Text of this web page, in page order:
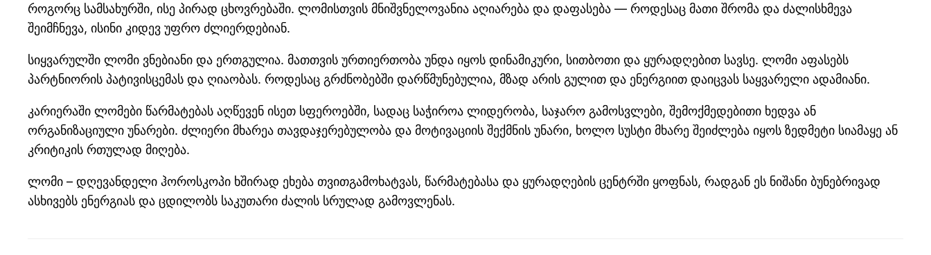
როგორც სამსახურში, ისე პირად ცხოვრებაში. ლომისთვის მნიშვნელოვანია აღიარება და დაფასება — როდესაც მათი შრომა და ძალისხმევა
შეიმჩნევა, ისინი კიდევ უფრო ძლიერდებიან.
სიყვარულში ლომი ვნებიანი და ერთგულია. მათთვის ურთიერთობა უნდა იყოს დინამიკური, სითბოთი და ყურადღებით სავსე. ლომი აფასებს
პარტნიორის პატივისცემას და ღიაობას. როდესაც გრძნობებში დარწმუნებულია, მზად არის გულით და ენერგიით დაიცვას საყვარელი ადამიანი.
კარიერაში ლომები წარმატებას აღწევენ ისეთ სფეროებში, სადაც საჭიროა ლიდერობა, საჯარო გამოსვლები, შემოქმედებითი ხედვა ან
ორგანიზაციული უნარები. ძლიერი მხარეა თავდაჯერებულობა და მოტივაციის შექმნის უნარი, ხოლო სუსტი მხარე შეიძლება იყოს ზედმეტი სიამაყე ან
კრიტიკის რთულად მიღება.
ლომი – დღევანდელი ჰოროსკოპი ხშირად ეხება თვითგამოხატვას, წარმატებასა და ყურადღების ცენტრში ყოფნას, რადგან ეს ნიშანი ბუნებრივად
ასხივებს ენერგიას და ცდილობს საკუთარი ძალის სრულად გამოვლენას.